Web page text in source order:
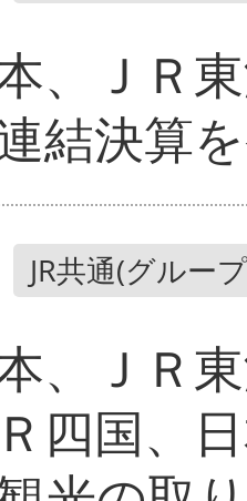
、ＪＲ
結決算
JR共通(グルー
、ＪＲ
四国、